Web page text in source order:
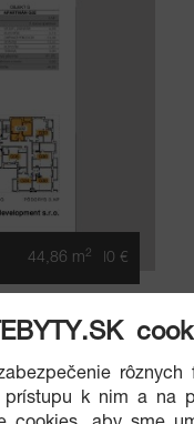
44,86 m2 |0 €
k nim a na